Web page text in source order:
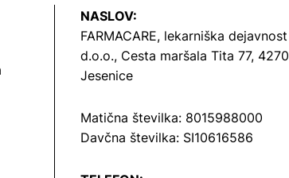
NASLOV:
FARMACARE, lekarniška dejavnost
d.o.o., Cesta maršala Tita 77, 4270
Jesenice
Matična številka: 8015988000
Davčna številka: SI10616586